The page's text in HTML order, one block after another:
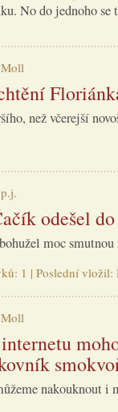
No do jednoho se
Moll
než včerejší
p.j.
odešel
moc smutnou
1 | Poslední
Moll
nakouknout i